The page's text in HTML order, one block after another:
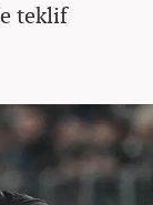
teklif